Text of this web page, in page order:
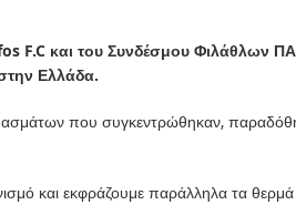
F.C και του Συνδέσμου Φιλάθλων
Ελλάδα.
που συγκεντρώθηκαν,
και εκφράζουμε παράλληλα τα